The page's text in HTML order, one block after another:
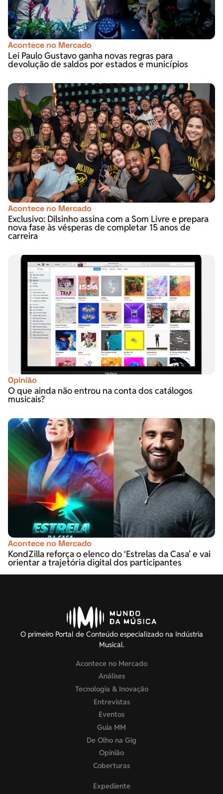
Acontece no Mercado
Lei Paulo Gustavo ganha novas regras para
devolução de saldos por estados e municípios
Acontece no Mercado
Exclusivo: Dilsinho assina com a Som Livre e prepara
nova fase às vésperas de completar 15 anos de
carreira
Opinião
O que ainda não entrou na conta dos catálogos
musicais?
Acontece no Mercado
KondZilla reforça o elenco do ‘Estrelas da Casa’ e vai
orientar a trajetória digital dos participantes
O primeiro Portal de Conteúdo especializado na Indústria
Musical.
Acontece no Mercado
Análises
Tecnologia & Inovação
Entrevistas
Eventos
Guia MM
De Olho na Gig
Opinião
Coberturas
Expediente